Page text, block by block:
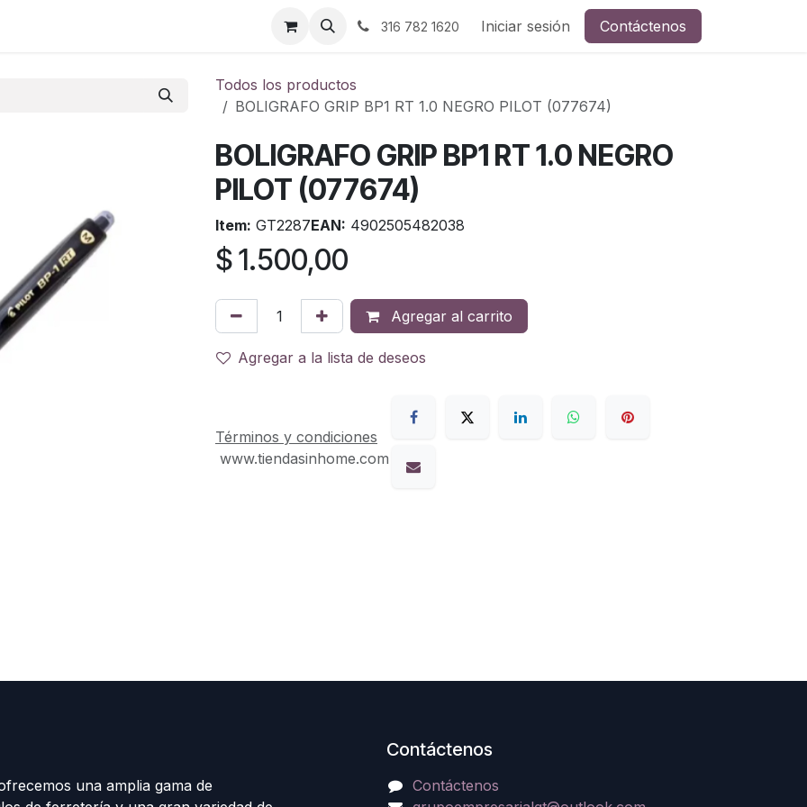
316 782 1620 Iniciar sesión Contáctenos
Todos los productos
BOLIGRAFO GRIP BP1 RT 1.0 NEGRO PILOT (077674)
BOLIGRAFO GRIP BP1 RT 1.0 NEGRO
PILOT (077674)
Item: GT2287EAN: 4902505482038
$1.500,00
Agregar al carrito
Agregar a la lista de deseos
Términos y condiciones
www.tiendasinhome.com
una amplia gama de
Contáctenos
Contáctenos